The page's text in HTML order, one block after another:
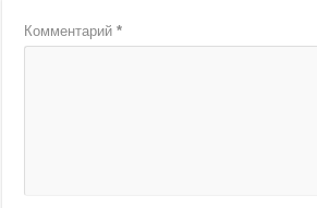
Комментарий*